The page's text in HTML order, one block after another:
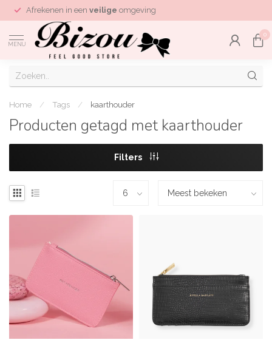
Afrekenen in een veilige omgeving
MENU
0
Home / Tags / kaarthouder
Producten getagd met kaarthouder
Filters